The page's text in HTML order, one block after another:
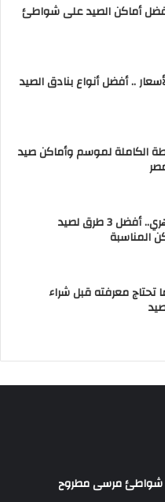
أماكن الصيد على شواطئ
.. أفضل أنواع بنادق الصيد
الكاملة لموسم وأماكن صيد
لهواة الصيد النهري.. أفضل 3 طرق لصيد
المناسبة
تحتاج معرفته قبل شراء
شواطئ مرسى مطروح